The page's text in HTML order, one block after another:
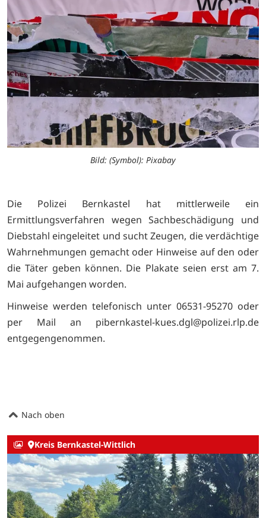
Bild: (Symbol): Pixabay
Die Polizei Bernkastel hat mittlerweile ein
Ermittlungsverfahren wegen Sachbeschädigung und
Diebstahl eingeleitet und sucht Zeugen, die verdächtige
Wahrnehmungen gemacht oder Hinweise auf den oder
die Täter geben können. Die Plakate seien erst am 7.
Mai aufgehangen worden.
Hinweise werden telefonisch unter 06531-95270 oder
per Mail an pibernkastel-kues.dgl@polizei.rlp.de
entgegengenommen.
Nach oben
Kreis Bernkastel-Wittlich